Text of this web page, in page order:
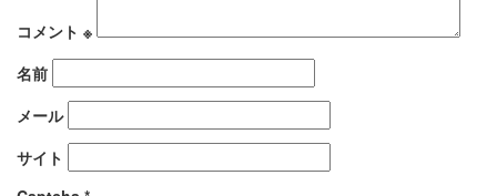
コメント ※
名前
メール
サイト